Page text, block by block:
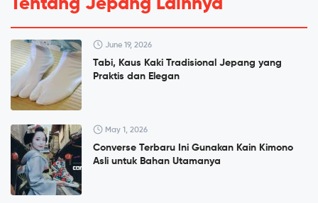
Tentang Jepang Lainnya
June 19, 2026
Tabi, Kaus Kaki Tradisional Jepang yang
Praktis dan Elegan
May 1, 2026
Converse Terbaru Ini Gunakan Kain Kimono
Asli untuk Bahan Utamanya